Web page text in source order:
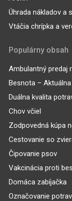
Úhrada nákladov a
Vtáčia chrípka a
Populárny obsah
Ambulantný predaj
Besnota –
Duálna kvalita
Chov včiel
Zodpovedná kúpa
Cestovanie so
Čipovanie psov
Vakcinácia proti
Domáca zabíjačka
Označovanie